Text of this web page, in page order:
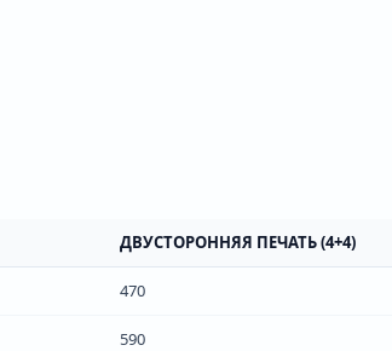
ДВУСТОРОННЯЯ ПЕЧАТЬ (4+4)
470
590